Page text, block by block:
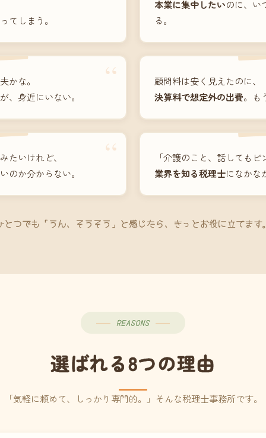
てしまう。
本業に集中したいのに、い
る。
“
かな。
、身近にいない。
顧問料は安く見えたのに、
決算料で想定外の出費。も
“
たいけれど、
のか分からない。
「介護のこと、話しても
業界を知る税理士になかな
とつでも「うん、そうそう」と感じたら、きっとお役に立てます
REASONS
選ばれる8つの理由
「気軽に頼めて、しっかり専門的。」そんな税理士事務所です。